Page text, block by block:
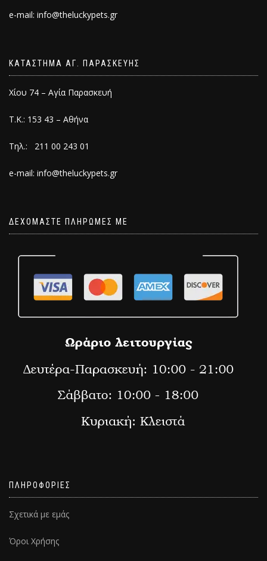
e-mail: info@theluckypets.gr
ΚΑΤΑΣΤΗΜΑ ΑΓ. ΠΑΡΑΣΚΕΥΗΣ
Χίου 74 – Αγία Παρασκευή
Τ.Κ.: 153 43 – Αθήνα
Τηλ.: 211 00 243 01
e-mail: info@theluckypets.gr
ΔΕΧΟΜΑΣΤΕ ΠΛΗΡΩΜΕΣ ΜΕ
ΠΛΗΡΟΦΟΡΙΕΣ
Σχετικά με εμάς
Όροι Χρήσης